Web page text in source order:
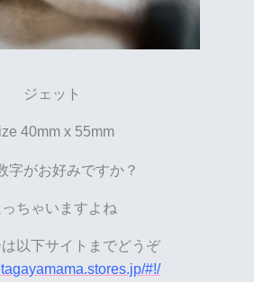
ジェット
40mm x 55mm
字がお好みですか？
ちゃいますよね
以下サイトまでどうぞ
#!/